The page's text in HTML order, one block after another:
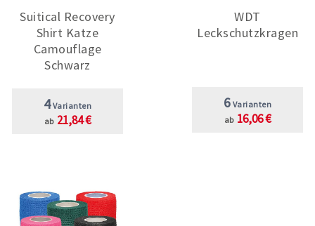
Suitical Recovery
Shirt Katze
Camouflage
Schwarz
4Varianten
ab 21,84 €
WDT
Leckschutzkragen
6 Varianten
ab 16,06 €